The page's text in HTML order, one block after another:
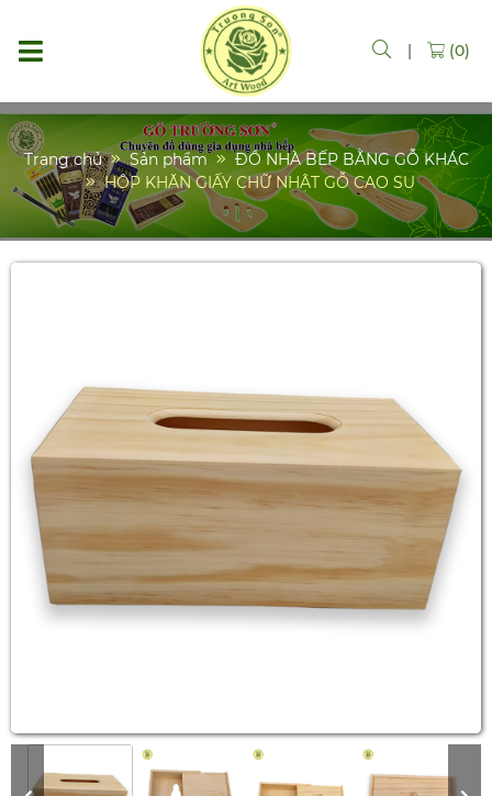
| (0)
Trang chủ Sản phẩm
ĐỒ NHÀ BẾP BẰNG GỖ KHÁC
HỘP KHĂN GIẤY CHỮ NHẬT GỖ CAO SU